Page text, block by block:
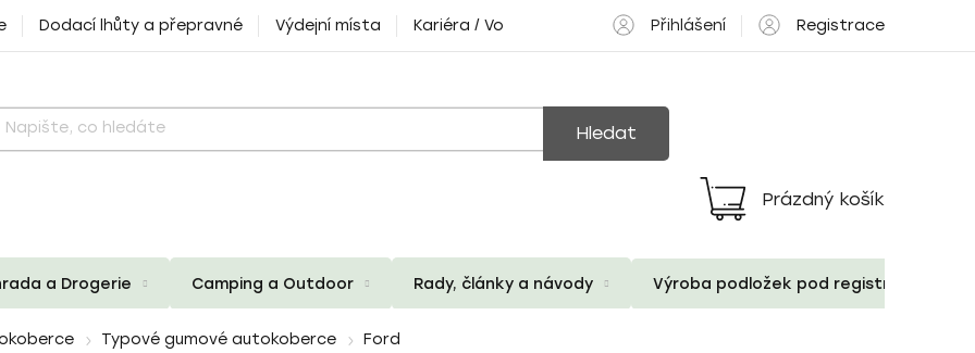
Dodací lhůty a přepravné Výdejní místa Kariéra / Volné pozice Přihlášení Registrace
Hledat
Nákupní
košík
Prázdný košík
a Drogerie Camping a Outdoor Rady, články a návody Výroba podložek pod registrační
Typové gumové autokoberce Ford